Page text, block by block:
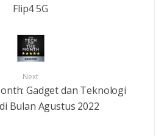
Flip4 5G
Next
Gadget dan Teknologi
Bulan Agustus 2022